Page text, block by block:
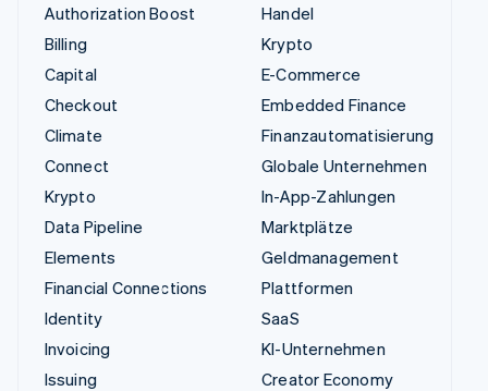
Authorization Boost
Billing
Capital
Checkout
Climate
Connect
Krypto
Data Pipeline
Elements
Financial Connections
Identity
Invoicing
Issuing
Handel
Krypto
E-Commerce
Embedded Finance
Finanzautomatisierung
Globale Unternehmen
In-App-Zahlungen
Marktplätze
Geldmanagement
Plattformen
SaaS
KI-Unternehmen
Creator Economy